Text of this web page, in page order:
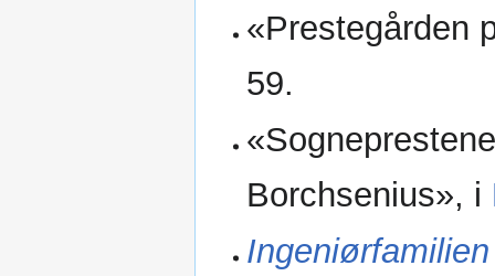
«Prestegården
59.
Borchsenius», i